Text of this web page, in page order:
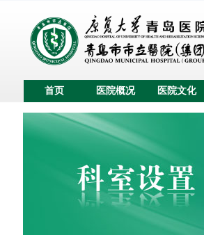
首页 医院概况 医院文化